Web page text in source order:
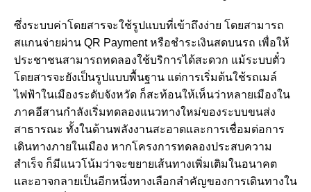
ซึ่งระบบค่าโดยสารจะใช้รูปแบบที่เข้าถึงง่าย โดยสามารถ
สแกนจ่ายผ่าน QR Payment หรือชำระเงินสดบนรถ เพื่อให้
ประชาชนสามารถทดลองใช้บริการได้สะดวก แม้ระบบตั๋ว
โดยสารจะยังเป็นรูปแบบพื้นฐาน แต่การเริ่มต้นใช้รถเมล์
ไฟฟ้าในเมืองระดับจังหวัด ก็สะท้อนให้เห็นว่าหลายเมืองใน
ภาคอีสานกำลังเริ่มทดลองแนวทางใหม่ของระบบขนส่ง
สาธารณะ ทั้งในด้านพลังงานสะอาดและการเชื่อมต่อการ
เดินทางภายในเมือง หากโครงการทดลองประสบความ
สำเร็จ ก็มีแนวโน้มว่าจะขยายเส้นทางเพิ่มเติมในอนาคต
และอาจกลายเป็นอีกหนึ่งทางเลือกสำคัญของการเดินทางใน